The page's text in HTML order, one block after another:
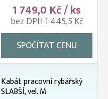
1 749,0 Kč / ks
bez DPH 1 445,5 Kč
SPOČÍTAT CENU
Kabát pracovní rybářský
SLABŠÍ, vel. M